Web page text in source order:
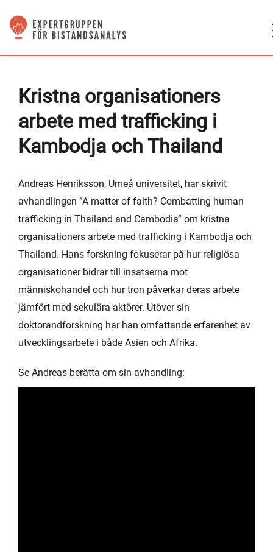
Kristna organisationers
arbete med trafficking i
Kambodja och Thailand
Andreas Henriksson, Umeå universitet, har skrivit
avhandlingen ”A matter of faith? Combatting human
trafficking in Thailand and Cambodia” om kristna
organisationers arbete med trafficking i Kambodja och
Thailand. Hans forskning fokuserar på hur religiösa
organisationer bidrar till insatserna mot
människohandel och hur tron påverkar deras arbete
jämfört med sekulära aktörer. Utöver sin
doktorandforskning har han omfattande erfarenhet av
utvecklingsarbete i både Asien och Afrika.
Se Andreas berätta om sin avhandling: